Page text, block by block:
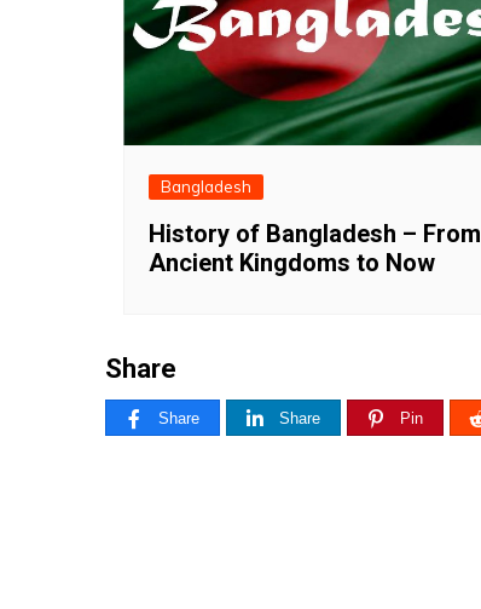
Bangladesh
History of Bangladesh – From
Ancient Kingdoms to Now
Share
Share Share Pin